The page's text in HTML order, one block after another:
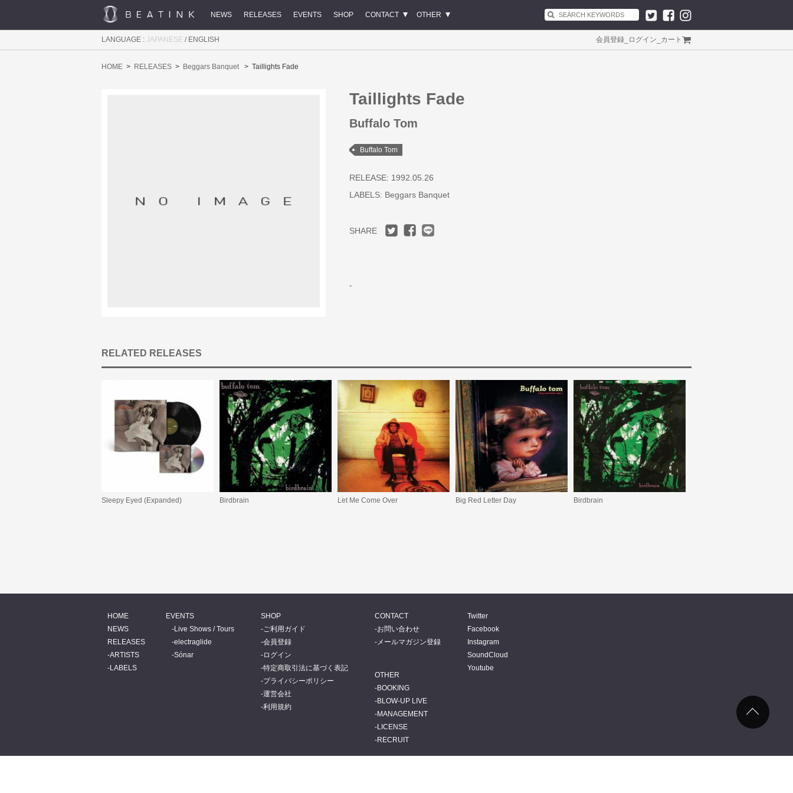
NEWS RELEASES EVENTS SHOP CONTACT OTHER
LANGUAGE : JAPANESE / ENGLISH 会員登録 ログイン カート
HOME RELEASES Beggars Banquet Taillights Fade
Taillights Fade
Buffalo Tom
Buffalo Tom
RELEASE: 1992.05.26
LABELS: Beggars Banquet
SHARE
-
RELATED RELEASES
Sleepy Eyed (Expanded) Birdbrain Let Me Come Over Big Red Letter Day Birdbrain
HOME
NEWS
RELEASES
ARTISTS
LABELS
EVENTS
Live Shows / Tours
electraglide
Sónar
SHOP
ご利用ガイド
会員登録
ログイン
特定商取引法に基づく表記
プライバシーポリシー
運営会社
利用規約
CONTACT
お問い合わせ
メールマガジン登録
OTHER
BOOKING
BLOW-UP LIVE
MANAGEMENT
LICENSE
RECRUIT
Twitter
Facebook
Instagram
SoundCloud
Youtube